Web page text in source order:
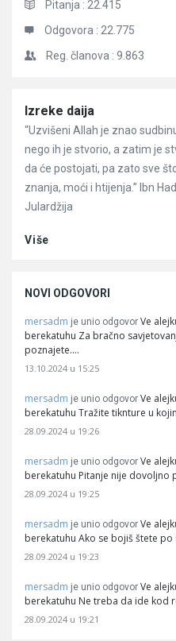
Pitanja : 22.415
Odgovora : 22.775
Reg. članova : 9.863
Članci
Izreke daija
“Uzvišeni Allah je znao
nego ih je stvorio, a zatim je
da će postojati, pa zato sve
znanja, moći i htijenja.” Ibn
Julardžija
Više
NOVI ODGOVORI
mersadm je unio odgovor Ve
berekatuhu Za bračno
poznajete.…
13.10.2024 u 15:25
mersadm je unio odgovor Ve
berekatuhu Tražite tiknture u
28.09.2024 u 19:26
mersadm je unio odgovor Ve
berekatuhu Pitanje nije dovoljno
28.09.2024 u 19:25
mersadm je unio odgovor Ve
berekatuhu Ako se bojiš štete
28.09.2024 u 19:23
mersadm je unio odgovor Ve
berekatuhu Ne treba da ide kod
28.09.2024 u 19:21